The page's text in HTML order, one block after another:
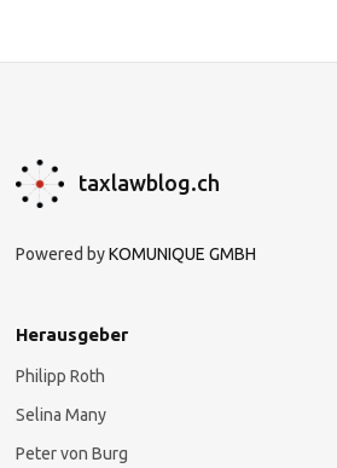
taxlawblog.ch
Powered byKOMUNIQUE GMBH
Herausgeber
Philipp Roth
Selina Many
Peter von Burg